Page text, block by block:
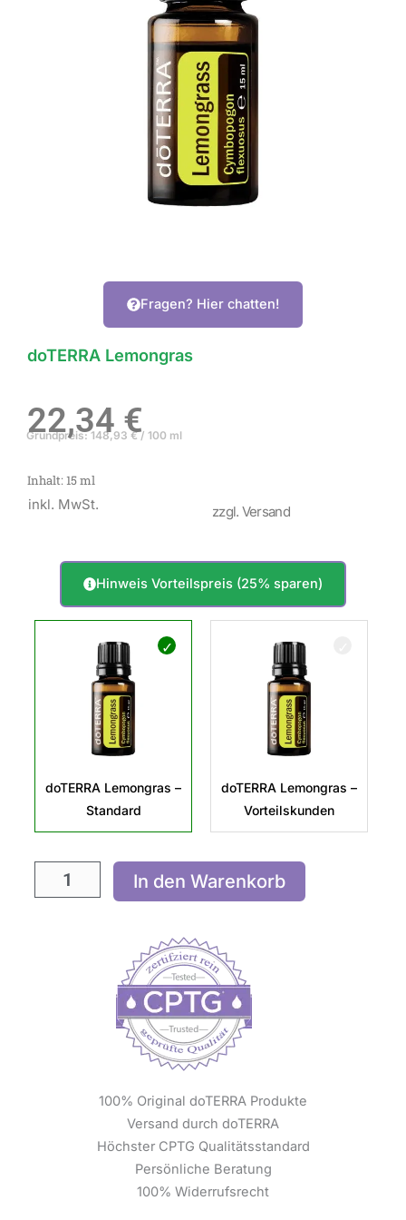
Fragen? Hier chatten!
doTERRA Lemongras
22,34€
Inhalt: 15ml
inkl. MwSt. zzgl. Versand
Grundpreis:148,93 €/ 100 ml
Hinweis Vorteilspreis (25% sparen)
doTERRA Lemongras –
Standard
doTERRA Lemongras –
Vorteilskunden
In den Warenkorb
100% Original doTERRA Produkte
Versand durch doTERRA
Höchster CPTG Qualitätsstandard
Persönliche Beratung
100% Widerrufsrecht